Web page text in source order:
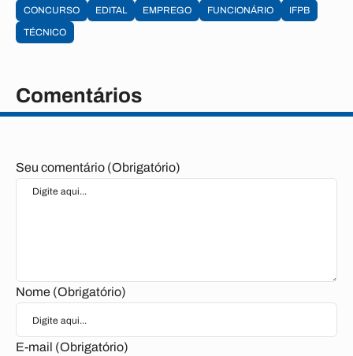
CONCURSO EDITAL EMPREGO FUNCIONÁRIO
IFPB
TÉCNICO
Comentários
Seu comentário (Obrigatório)
Nome (Obrigatório)
E-mail (Obrigatório)